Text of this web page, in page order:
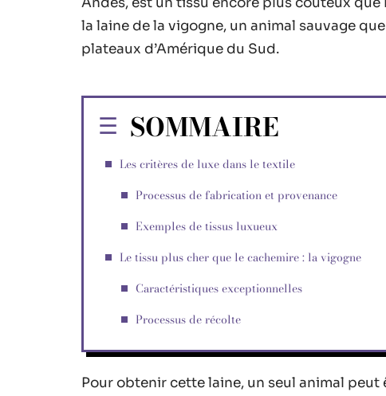
la laine de la vigogne, un animal sauvage
plateaux d’Amérique du Sud.
SOMMAIRE
Les critères de luxe dans le textile
Processus de fabrication et provenance
Exemples de tissus luxueux
Le tissu plus cher que le cachemire : la vigogne
Caractéristiques exceptionnelles
Processus de récolte
Pour obtenir cette laine, un seul animal